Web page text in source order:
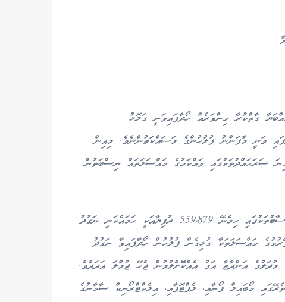
ގާތްކުރާ މިންވަރެއް ހޯދާފައިވަނީ ގަލޮޅު
ވަނީ މާފަންނު ފުލުހުންގެ މަސައްކަތުންނެވެ. މިއިން
ސަރަހައްދުތަކުގައި ވައްކަމުގެ މައްސަލަތައް ނިސްބަތުން
ފުލުހުން އިތުރަށް ހާމަކޮށްފައިވާ ގޮތުގައި، މި ތަފާސްހިސާބުތަކުގައި ހިމެނޭ 559،879 ރުފިޔާއަކީ ހަމައެކަނި ނަގުދު
މައްސަލަތަކާ ގުޅިގެން ފުލުހުން ހޯދާފައިވާ ނަގުދު
އަންދާޒާ އަގު އެއްކޮށްލުމުން ޖެހޭ ޖުމްލަ އަދަދެވެ.
މޯބައިލް ފޯނާއި، ލެޕްޓޮޕާއި، އިލެކްޓްރޯނިކް ސާމާނުގެ